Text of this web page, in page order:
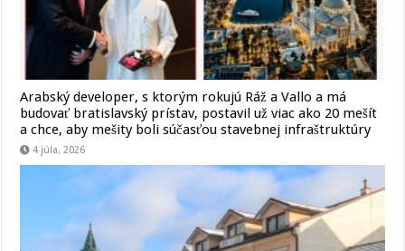
Arabský developer, s ktorým rokujú Ráž a Vallo a má
budovať bratislavský prístav, postavil už viac ako 20 mešít
a chce, aby mešity boli súčasťou stavebnej infraštruktúry
4 júla, 2026